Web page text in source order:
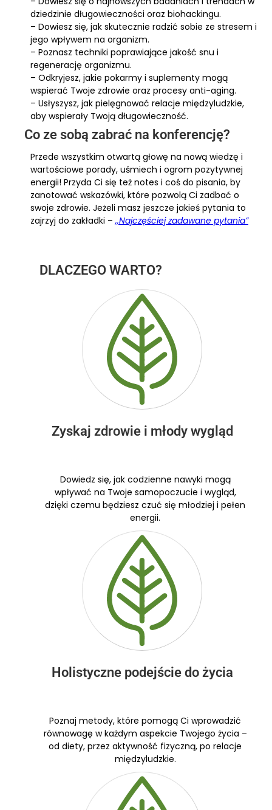
dziedzinie długowieczności oraz biohackingu.
– Dowiesz się, jak skutecznie radzić sobie ze stresem i
jego wpływem na organizm.
– Poznasz techniki poprawiające jakość snu i
regenerację organizmu.
– Odkryjesz, jakie pokarmy i suplementy mogą
wspierać Twoje zdrowie oraz procesy anti-aging.
– Usłyszysz, jak pielęgnować relacje międzyludzkie,
aby wspierały Twoją długowieczność.
Co ze sobą zabrać na konferencję?
Przede wszystkim otwartą głowę na nową wiedzę i
wartościowe porady, uśmiech i ogrom pozytywnej
energii! Przyda Ci się też notes i coś do pisania, by
zanotować wskazówki, które pozwolą Ci zadbać o
swoje zdrowie. Jeżeli masz jeszcze jakieś pytania to
zajrzyj do zakładki –,,Najczęściej zadawane pytania”
DLACZEGO WARTO?
Zyskaj zdrowie i młody wygląd
Dowiedz się, jak codzienne nawyki mogą
wpływać na Twoje samopoczucie i wygląd,
dzięki czemu będziesz czuć się młodziej i pełen
energii.
Holistyczne podejście do życia
Poznaj metody, które pomogą Ci wprowadzić
równowagę w każdym aspekcie Twojego życia –
od diety, przez aktywność fizyczną, po relacje
międzyludzkie.